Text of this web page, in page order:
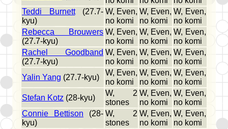
Teddi Burnett(27.7-
kyu)
W, Even,
no komi
W, Even,
no komi
W, Even,
no komi
Rebecca Brouwers
(27.7-kyu)
W, Even,
no komi
W, Even,
no komi
W, Even,
no komi
Rachel Goodband
(27.7-kyu)
W, Even,
no komi
W, Even,
no komi
W, Even,
no komi
Yalin Yang (27.7-kyu)
W, Even,
no komi
W, Even,
no komi
W, Even,
no komi
Stefan Kotz (28-kyu)
W, 2
stones
W, Even,
no komi
W, Even,
no komi
Connie Bettison (28-
kyu)
W, 2
stones
W, Even,
no komi
W, Even,
no komi